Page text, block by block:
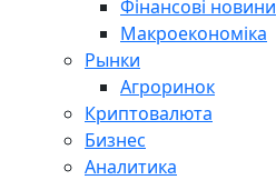
Фінансові новини
Макроекономіка
Рынки
Агроринок
Криптовалюта
Бизнес
Аналитика